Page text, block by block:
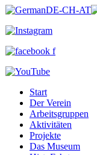
Start
Der Verein
Arbeitsgruppen
Aktivitäten
Projekte
Das Museum